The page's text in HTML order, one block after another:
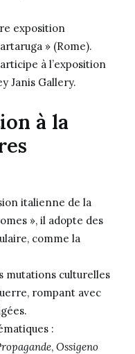
exposition
» (Rome).
à l’exposition
Janis Gallery.
à la
italienne de la
», il adopte des
comme la
mutations culturelles
rompant avec
:
, Ossigeno